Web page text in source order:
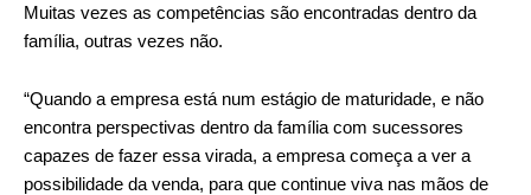
Muitas vezes as competências são encontradas dentro da
família, outras vezes não.
“Quando a empresa está num estágio de maturidade, e não
encontra perspectivas dentro da família com sucessores
capazes de fazer essa virada, a empresa começa a ver a
possibilidade da venda, para que continue viva nas mãos de